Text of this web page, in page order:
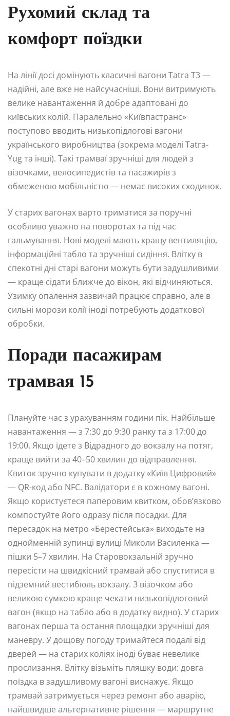
Рухомий склад та
комфорт поїздки
На лінії досі домінують класичні вагони Tatra T3 —
надійні, але вже не найсучасніші. Вони витримують
велике навантаження й добре адаптовані до
київських колій. Паралельно «Київпастранс»
поступово вводить низькопідлогові вагони
українського виробництва (зокрема моделі Tatra-
Yug та інші). Такі трамваї зручніші для людей з
візочками, велосипедистів та пасажирів з
обмеженою мобільністю — немає високих сходинок.
У старих вагонах варто триматися за поручні
особливо уважно на поворотах та під час
гальмування. Нові моделі мають кращу вентиляцію,
інформаційні табло та зручніші сидіння. Влітку в
спекотні дні старі вагони можуть бути задушливими
— краще сідати ближче до вікон, які відчиняються.
Узимку опалення зазвичай працює справно, але в
сильні морози колії іноді потребують додаткової
обробки.
Поради пасажирам
трамвая 15
Плануйте час з урахуванням години пік. Найбільше
навантаження — з 7:30 до 9:30 ранку та з 17:00 до
19:00. Якщо їдете з Відрадного до вокзалу на потяг,
краще вийти за 40–50 хвилин до відправлення.
Квиток зручно купувати в додатку «Київ Цифровий»
— QR-код або NFC. Валідатори є в кожному вагоні.
Якщо користуєтеся паперовим квитком, обов’язково
компостуйте його одразу після посадки. Для
пересадок на метро «Берестейська» виходьте на
однойменній зупинці вулиці Миколи Василенка —
пішки 5–7 хвилин. На Старовокзальній зручно
пересісти на швидкісний трамвай або спуститися в
підземний вестибюль вокзалу. З візочком або
великою сумкою краще чекати низькопідлоговий
вагон (якщо на табло або в додатку видно). У старих
вагонах перша та остання площадки зручніші для
маневру. У дощову погоду тримайтеся подалі від
дверей — на старих коліях іноді буває невелике
прослизання. Влітку візьміть пляшку води: довга
поїздка в задушливому вагоні виснажує. Якщо
трамвай затримується через ремонт або аварію,
найшвидше альтернативне рішення — маршрутне